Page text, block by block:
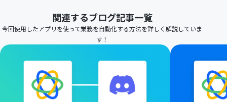
関連するブログ記事一覧
今回使用したアプリを使って業務を自動化する方法を詳しく解説していま
す！